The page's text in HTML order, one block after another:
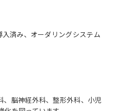
済み、オーダリングシステム
、脳神経外科、整形外科、小児